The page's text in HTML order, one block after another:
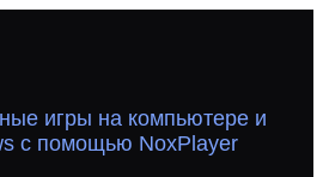
игры на компьютере и
с помощью NoxPlayer